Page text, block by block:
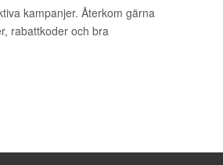
kampanjer. Återkom gärna
rabattkoder och bra